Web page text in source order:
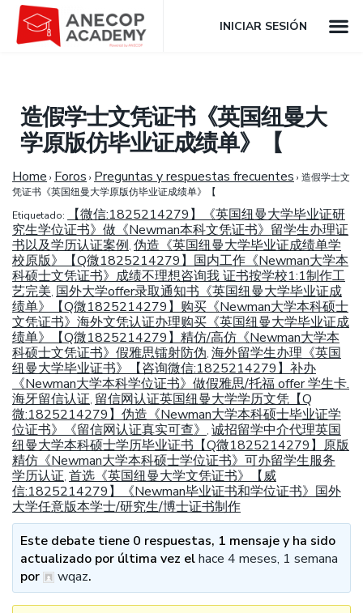
INICIAR SESIÓN
造假学士文凭证书《英国纽曼大
学原版仿毕业证成绩单》【
Home › Foros › Preguntas y respuestas frecuentes › 造假学士文
凭证书《英国纽曼大学原版仿毕业证成绩单》【
Etiquetado:
【微信:1825214279】《英国纽曼大学毕业证研
究生学位证书》做《Newman本科文凭证书》留学生办理证
书以及学历认证案例, 伪造《英国纽曼大学毕业证成绩单学
校原版》【Q微1825214279】国内工作《Newman大学本
科硕士文凭证书》成绩不理想咨询我 证书按学校1:1制作工
艺完美, 国外大学offer录取通知书《英国纽曼大学毕业证成
绩单》【Q微1825214279】购买《Newman大学本科硕士
文凭证书》海外文凭认证办理购买《英国纽曼大学毕业证成
绩单》【Q微1825214279】精仿/高仿《Newman大学本
科硕士文凭证书》假雅思镭射防伪, 海外留学生办理《英国
纽曼大学毕业证书》【咨询微信:1825214279】补办
《Newman大学本科学位证书》做假雅思/托福 offer 学生卡.
海牙留信认证, 留信网认证英国纽曼大学学历文凭【Q
微:1825214279】伪造《Newman大学本科硕士毕业证学
位证书》《留信网认证真实可查》
, 诚招留学中介代理英国
纽曼大学本科硕士学历毕业证书【Q微1825214279】原版
精仿《Newman大学本科硕士学位证书》可办留学生服务
学历认证, 首选《英国纽曼大学文凭证书》【威
信:1825214279】《Newman毕业证书和学位证书》国外
大学任意版本学士/研究生/博士证书制作
Este debate tiene 0 respuestas, 1 mensaje y ha sido
actualizado por última vez elhace 4 meses, 1 semana
por
wqaz.